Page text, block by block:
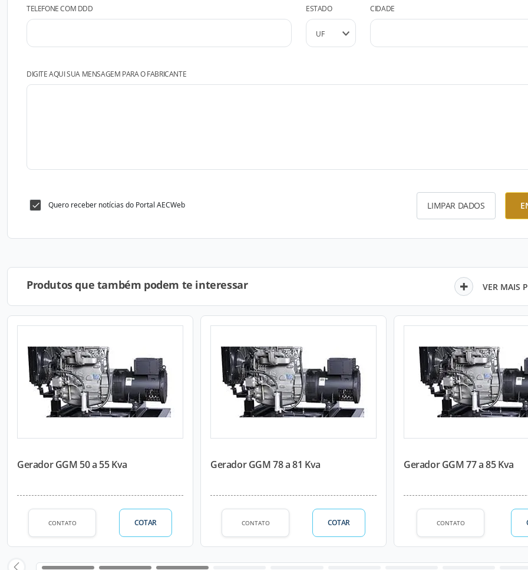
TELEFONE COM DDD ESTADO CIDADE
DIGITE AQUI SUA MENSAGEM PARA O FABRICANTE
Quero receber notícias do Portal AECWeb LIMPAR DADOS
Produtos que também podem te interessar VER MAIS
Gerador GGM 50 a 55 Kva
CONTATO COTAR
Gerador GGM 78 a 81 Kva
CONTATO COTAR
Gerador GGM 77 a 85 Kva
CONTATO